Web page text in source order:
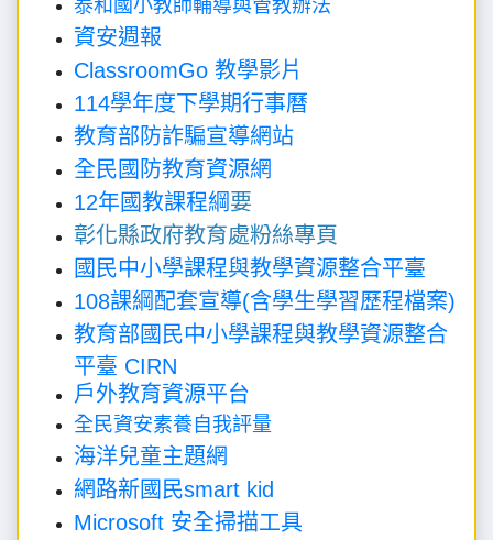
泰和國小教師輔導與管教辦法
資安週報
ClassroomGo 教學影片
114學年度下學期行事曆
教育部防詐騙宣導網站
全民國防教育資源網
12年國教課程綱要
彰化縣政府教育處粉絲專頁
國民中小學課程與教學資源整合平臺
108課綱配套宣導(含學生學習歷程檔案)
教育部國民中小學課程與教學資源整合
平臺 CIRN
戶外教育資源平台
全民資安素養自我評量
海洋兒童主題網
網路新國民smart kid
Microsoft 安全掃描工具